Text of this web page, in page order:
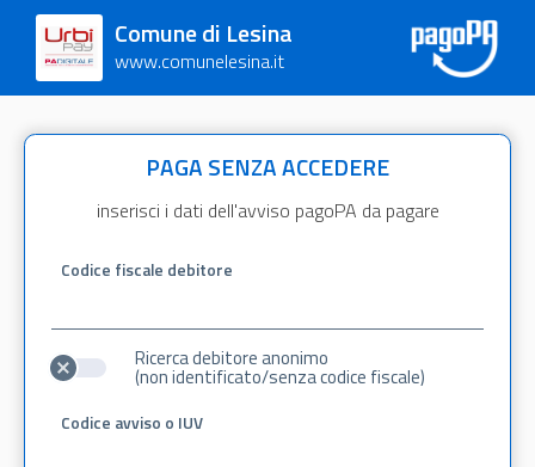
Comune di Lesina
www.comunelesina.it
PAGA SENZA ACCEDERE
inserisci i dati dell'avviso pagoPA da pagare
Codice fiscale debitore
Ricerca debitore anonimo
(non identificato/senza codice fiscale)
Codice avviso o IUV